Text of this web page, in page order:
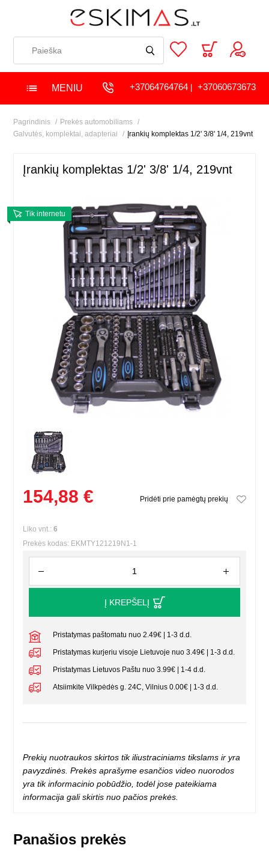
MENIU +37064764764| +37060673673
Pagrindinis
Prekės automobiliams
Galvutės, komplektai, adapteriai
Įrankių komplektas 1/2' 3/8' 1/4, 219vnt
Įrankių komplektas 1/2' 3/8' 1/4, 219vnt
Tik internetu
154,88 € Pridėti prie pamėgtų prekių
Liko vnt.:6
Prekės kodas: EKMTY121219N1-1
Į KREPŠELĮ
Pristatymas paštomatu nuo 2.49€ | 1-3 d.d.
Pristatymas kurjeriu visoje Lietuvoje nuo 3.49€ | 1-3 d.d.
Pristatymas Lietuvos Paštu nuo 3.99€ | 1-4 d.d.
Atsiimkite Vilkpėdės g. 24C, Vilnius 0.00€ | 1-3 d.d.
Prekių nuotraukos skirtos tik iliustraciniams tikslams ir yra
pavyzdinės. Prekės aprašyme esančios video nuorodos
yra tik informacinio pobūdžio, todėl jose pateikiama
informacija gali skirtis nuo pačios prekės.
Panašios prekės